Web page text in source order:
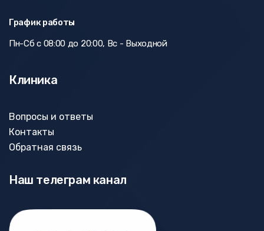
График работы
Пн-Сб с 08:00 до 20:00, Вс - Выходной
Клиника
Вопросы и ответы
Контакты
Обратная связь
Наш телеграм канал